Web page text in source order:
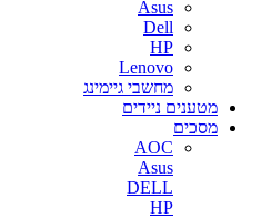
Asus
Dell
HP
Lenovo
מחשבי גיימינג
מטענים ניידים
מסכים
AOC
Asus
DELL
HP